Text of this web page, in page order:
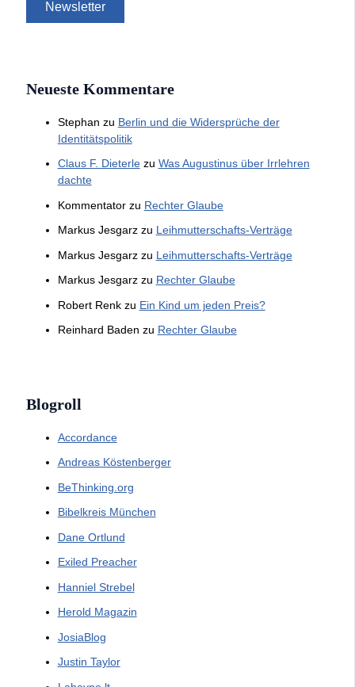
Neueste Kommentare
Stephan zu Berlin und die Widersprüche der
Identitätspolitik
Claus F. Dieterlezu Was Augustinus über Irrlehren
dachte
Kommentatorzu Rechter Glaube
Markus Jesgarzzu Leihmutterschafts-Verträge
Markus Jesgarzzu Leihmutterschafts-Verträge
Markus Jesgarzzu Rechter Glaube
Robert Renkzu Ein Kind um jeden Preis?
Reinhard Baden zu Rechter Glaube
Blogroll
Accordance
Andreas Köstenberger
BeThinking.org
Bibelkreis München
Dane Ortlund
Exiled Preacher
Hanniel Strebel
Herold Magazin
JosiaBlog
Justin Taylor